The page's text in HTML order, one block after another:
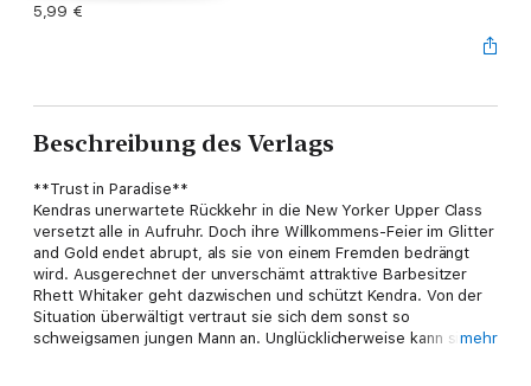
5,99 €
Beschreibung des Verlags
**Trust in Paradise**
Kendras unerwartete Rückkehr in die New Yorker Upper Class
versetzt alle in Aufruhr. Doch ihre Willkommens-Feier im Glitter
and Gold endet abrupt, als sie von einem Fremden bedrängt
wird. Ausgerechnet der unverschämt attraktive Barbesitzer
Rhett Whitaker geht dazwischen und schützt Kendra. Von der
Situation überwältigt vertraut sie sich dem sonst so
schweigsamen jungen Mann an. Unglücklicherweise kann sichmehr